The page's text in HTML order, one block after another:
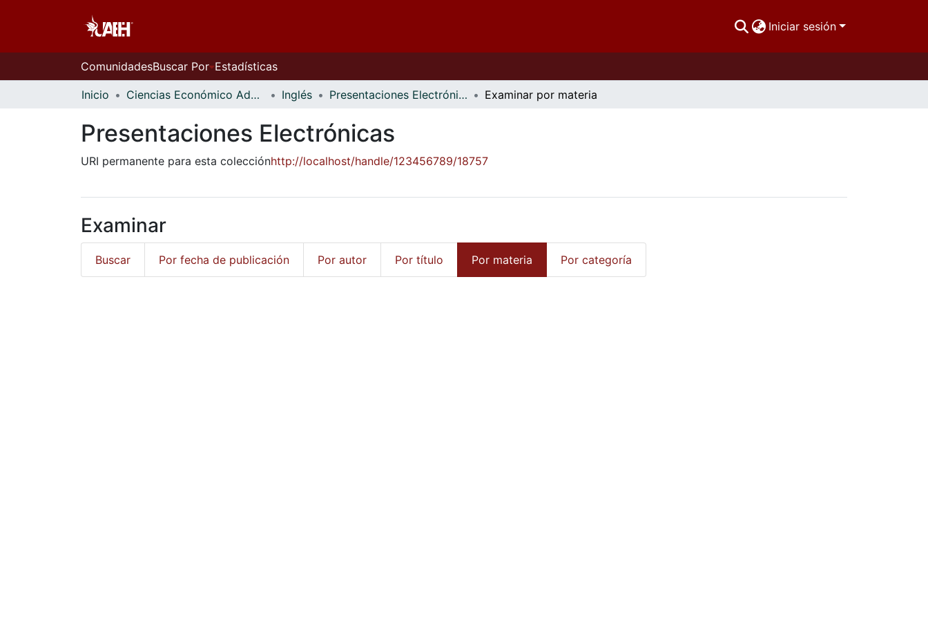
Iniciar sesión
ComunidadesBuscar Por Estadísticas
Inicio Ciencias Económico Administrativas Inglés Presentaciones Electrónicas Examinar por materia
Presentaciones Electrónicas
URI permanente para esta colecciónhttp://localhost/handle/123456789/18757
Examinar
Buscar Por fecha de publicación Por autor Por título Por materia Por categoría